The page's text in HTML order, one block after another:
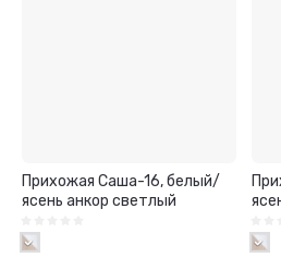
Прихожая Саша-16, белый/
ясень анкор светлый